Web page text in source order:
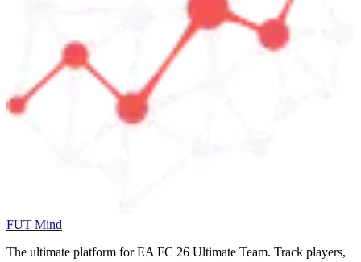
FUT Mind
The ultimate platform for EA FC 26 Ultimate Team. Track players,